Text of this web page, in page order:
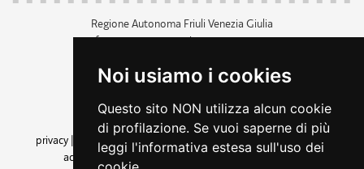
Noi usiamo i cookies
Questo sito NON utilizza alcun cookie
di profilazione. Se vuoi saperne di più
leggi l'informativa estesa sull'uso dei
Regione Autonoma Friuli Venezia Giulia
c.f. 80014930327; p.iva 00526040324
+39 040 3771111
amministrazione trasparente
privacy
cookie |note legali accessibilità
dichiarazione di
accessibilità| feedback cambio preferenze cookie